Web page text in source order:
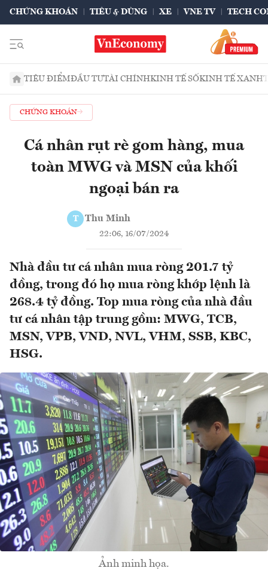
CHỨNG KHOÁN TIÊU & DÙNG XE VNE TV TECH
TIÊU ĐIỂMĐẦU TƯTÀI CHÍNHKINH TẾ SỐKINH TẾ XANH
CHỨNG KHOÁN
Cá nhân rụt rè gom hàng, mua
toàn MWG và MSN của khối
ngoại bán ra
T Thu Minh
22:06, 16/07/2024
Nhà đầu tư cá nhân mua ròng 201.7 tỷ
đồng, trong đó họ mua ròng khớp lệnh là
268.4 tỷ đồng. Top mua ròng của nhà đầu
tư cá nhân tập trung gồm: MWG, TCB,
MSN, VPB, VND, NVL, VHM, SSB, KBC,
HSG.
Ảnh minh họa.